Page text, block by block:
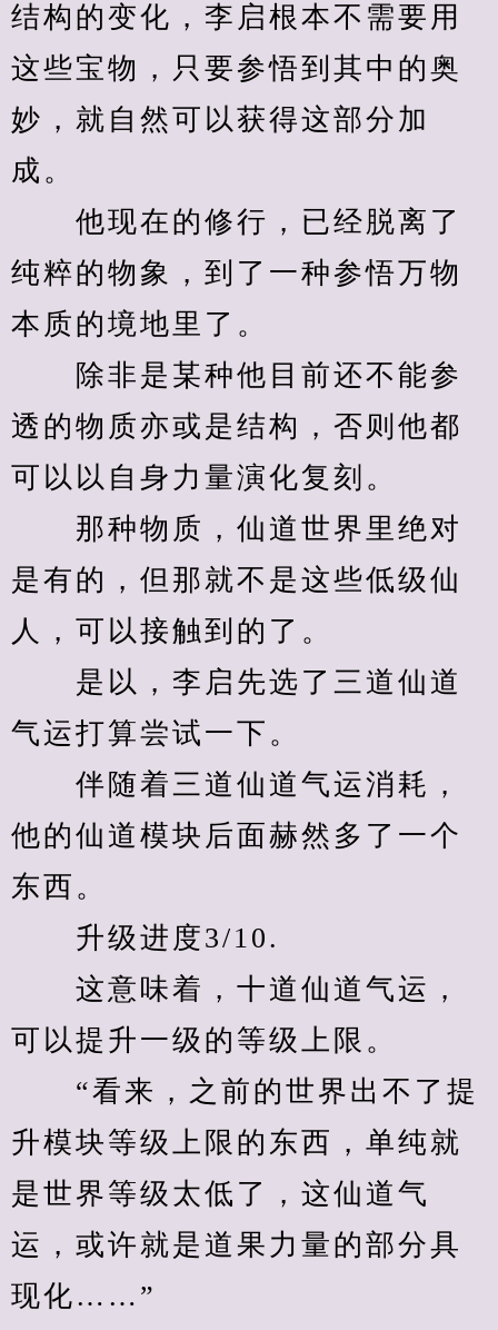
结构的变化，李启根本不需要用
这些宝物，只要参悟到其中的奥
妙，就自然可以获得这部分加
成。
他现在的修行，已经脱离了
纯粹的物象，到了一种参悟万物
本质的境地里了。
除非是某种他目前还不能参
透的物质亦或是结构，否则他都
可以以自身力量演化复刻。
那种物质，仙道世界里绝对
是有的，但那就不是这些低级仙
人，可以接触到的了。
是以，李启先选了三道仙道
气运打算尝试一下。
伴随着三道仙道气运消耗，
他的仙道模块后面赫然多了一个
东西。
升级进度3/10.
这意味着，十道仙道气运，
可以提升一级的等级上限。
“看来，之前的世界出不了提
升模块等级上限的东西，单纯就
是世界等级太低了，这仙道气
运，或许就是道果力量的部分具
现化……”